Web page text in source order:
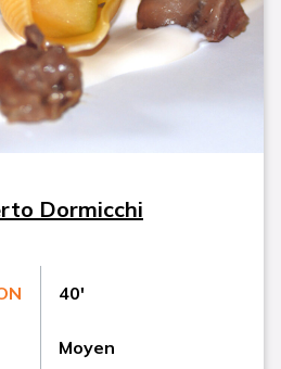
Dormicchi
40'
Moyen